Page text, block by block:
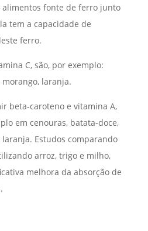
fonte de ferro junto
tem a capacidade de
ferro.
C, são, por exemplo:
laranja.
beta-caroteno e vitamina A,
em cenouras, batata-doce,
Estudos comparando
arroz, trigo e milho,
melhora da absorção de